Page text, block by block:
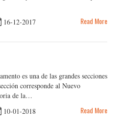
16-12-2017 Read More
es una de las grandes secciones
corresponde al Nuevo
de la…
10-01-2018 Read More